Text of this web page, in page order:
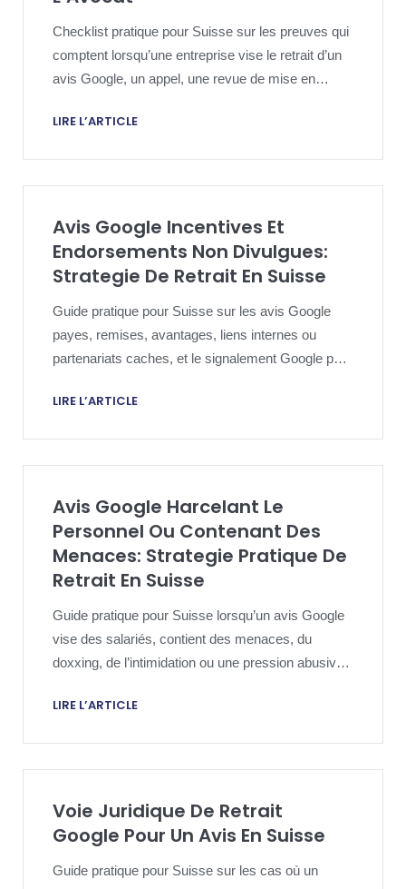
Checklist pratique pour Suisse sur les preuves qui
comptent lorsqu’une entreprise vise le retrait d’un
avis Google, un appel, une revue de mise en
LIRE L’ARTICLE
Avis Google Incentives Et
Endorsements Non Divulgues:
Strategie De Retrait En Suisse
Guide pratique pour Suisse sur les avis Google
payes, remises, avantages, liens internes ou
partenariats caches, et le signalement Google pour
LIRE L’ARTICLE
Avis Google Harcelant Le
Personnel Ou Contenant Des
Menaces: Strategie Pratique De
Retrait En Suisse
Guide pratique pour Suisse lorsqu’un avis Google
vise des salariés, contient des menaces, du
doxxing, de l’intimidation ou une pression abusive
LIRE L’ARTICLE
Voie Juridique De Retrait
Google Pour Un Avis En Suisse
Guide pratique pour Suisse sur les cas où un